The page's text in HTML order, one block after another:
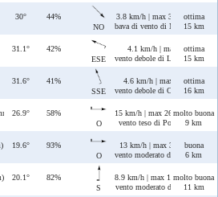
30°
44%
NO
3.8 km/h | max 3.8 km/h
bava di vento di Maestrale
ottima
15 km
31.1°
42%
ESE
4.1 km/h | max 4.6 km/h
vento debole di Levante/
ottima
15 km
31.6°
41%
SSE
4.6 km/h | max 5.8 km/h
vento debole di Ostro/Scirocco
ottima
16 km
26.9°
58%
O
15 km/h | max 26 km/h
vento teso di Ponente
molto buona
9 km
19.6°
93%
O
13 km/h | max 35 km/h
vento moderato di Ponente
buona
6 km
20.1°
82%
S
8.9 km/h | max 14 km/h
vento moderato di Ostro
molto buona
11 km